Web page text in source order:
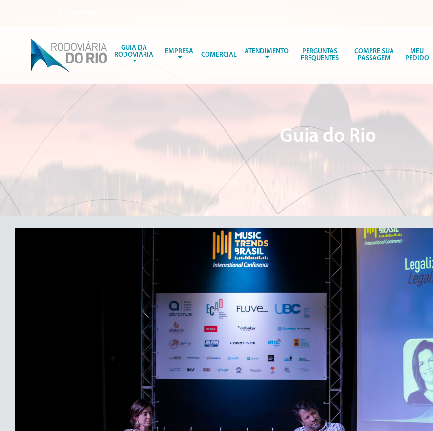
GUIA DA
RODOVIÁRIA
EMPRESA COMERCIAL ATENDIMENTO
PERGUNTAS
FREQUENTES
COMPRE SUA
PASSAGEM
MEU
PEDIDO
Guia do Rio